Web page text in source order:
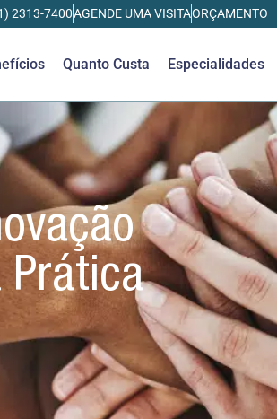
2313-7400AGENDE UMA VISITAORÇAMENTO
Quanto Custa Especialidades
Prática